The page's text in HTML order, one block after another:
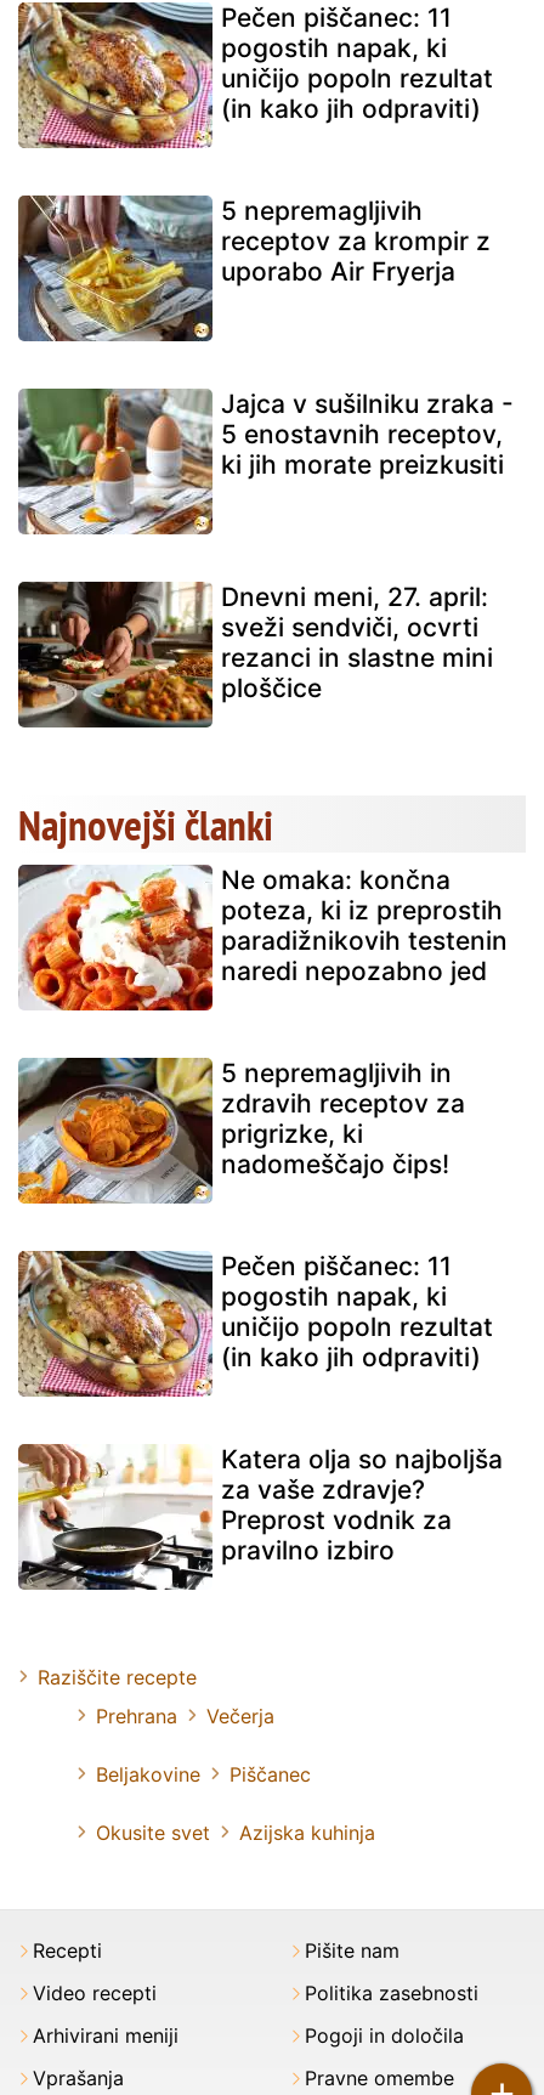
Pečen piščanec: 11
pogostih napak, ki
uničijo popoln rezultat
(in kako jih odpraviti)
5 nepremagljivih
receptov za krompir z
uporabo Air Fryerja
Jajca v sušilniku zraka -
5 enostavnih receptov,
ki jih morate preizkusiti
Dnevni meni, 27. april:
sveži sendviči, ocvrti
rezanci in slastne mini
ploščice
Najnovejši članki
Ne omaka: končna
poteza, ki iz preprostih
paradižnikovih testenin
naredi nepozabno jed
5 nepremagljivih in
zdravih receptov za
prigrizke, ki
nadomeščajo čips!
Pečen piščanec: 11
pogostih napak, ki
uničijo popoln rezultat
(in kako jih odpraviti)
Katera olja so najboljša
za vaše zdravje?
Preprost vodnik za
pravilno izbiro
Raziščite recepte
Prehrana
Večerja
Beljakovine Piščanec
Okusite svet Azijska kuhinja
Recepti
Video recepti
Arhivirani meniji
Vprašanja
Pišite nam
Politika zasebnosti
Pogoji in določila
Pravne omembe